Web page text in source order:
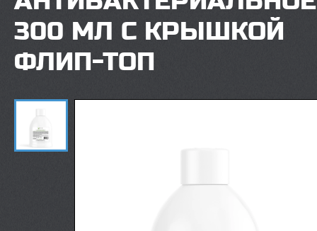
300 МЛ С КРЫШКОЙ
ФЛИП-ТОП